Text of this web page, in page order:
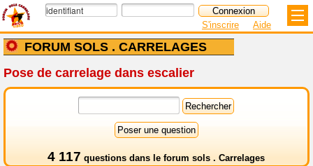
FORUM SOLS . CARRELAGES
S'inscrire Aide
Pose de carrelage dans escalier
4 117 questions dans le forum sols . Carrelages